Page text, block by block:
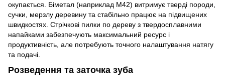
окупається. Біметал (наприклад М42) витримує тверді породи,
сучки, мерзлу деревину та стабільно працює на підвищених
швидкостях. Стрічкові пилки по дереву з твердосплавними
напайками забезпечують максимальний ресурс і
продуктивність, але потребують точного налаштування натягу
та подачі.
Розведення та заточка зуба